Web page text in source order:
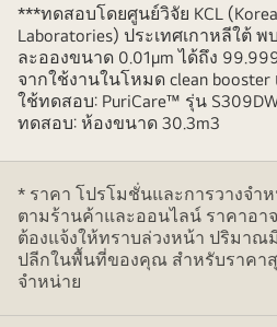
***ทดสอบโดยศูนย์วิจัย KCL
Laboratories) ประเทศเกาหลีใต้
ละอองขนาด 0.01μm ได้ถึง
จากใช้งานในโหมด clean
ใช้ทดสอบ: PuriCare™ รุ่น
ทดสอบ: ห้องขนาด 30.3m3
* ราคา โปรโมชั่นและการวางจำ
ตามร้านค้าและออนไลน์ ราคาอา
ต้องแจ้งให้ทราบล่วงหน้า ปริมาณ
ปลีกในพื้นที่ของคุณ สำหรับราคา
จำหน่าย